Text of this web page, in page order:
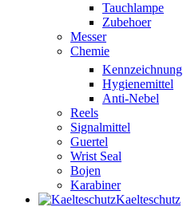
Tauchlampe
Zubehoer
Messer
Chemie
Kennzeichnung
Hygienemittel
Anti-Nebel
Reels
Signalmittel
Guertel
Wrist Seal
Bojen
Karabiner
Kaelteschutz